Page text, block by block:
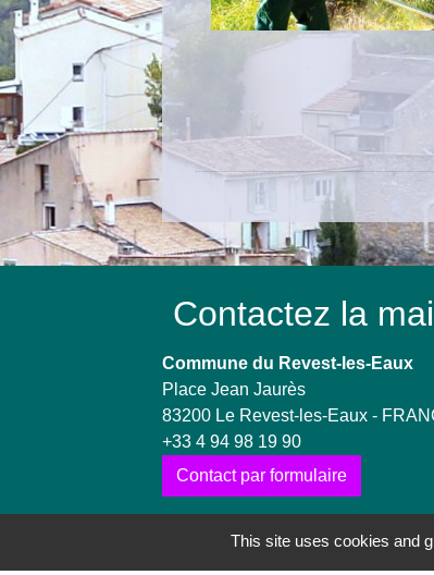
Contactez la
Commune du Revest-les-Eaux
Place Jean Jaurès
83200 Le Revest-les-Eaux -
+33 4 94 98 19 90
Contact par formulaire
This site uses cookies and